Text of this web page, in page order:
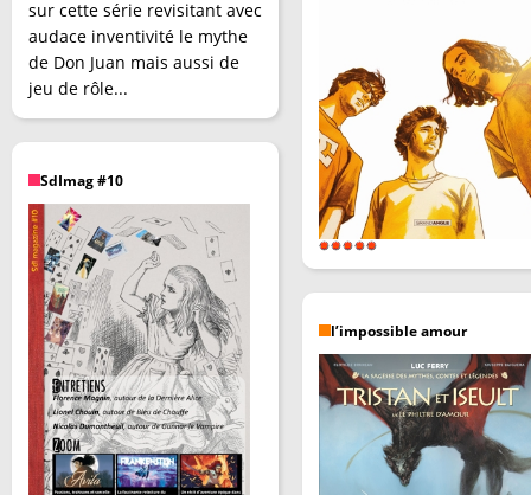
sur cette série revisitant avec
audace inventivité le mythe
de Don Juan mais aussi de
jeu de rôle...
SdImag #10
l’impossible amour